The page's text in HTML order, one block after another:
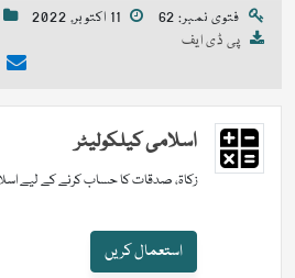
فتوی نمبر: 62 11 اکتوبر, 2022
پی ڈی ایف
اسلامی کیلکولیٹر
زکاۃ، صدقات کا حساب کرنے کے لیے
استعمال کریں